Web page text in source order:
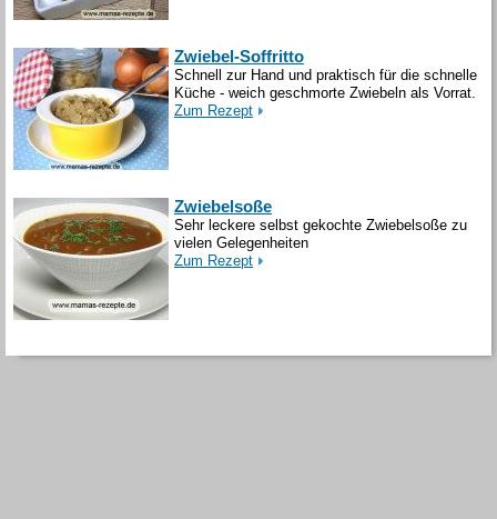
Zwiebel-Soffritto
Schnell zur Hand und praktisch für die schnelle
Küche - weich geschmorte Zwiebeln als Vorrat.
Zum Rezept
Zwiebelsoße
Sehr leckere selbst gekochte Zwiebelsoße zu
vielen Gelegenheiten
Zum Rezept